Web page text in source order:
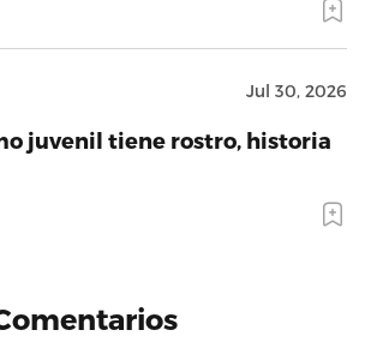
Jul 30, 2026
juvenil tiene rostro, historia